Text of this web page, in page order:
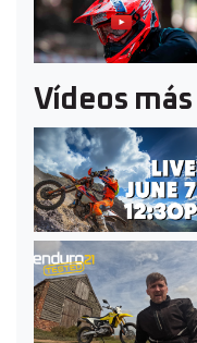
Vídeos